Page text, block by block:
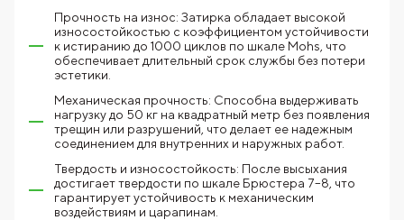
Прочность на износ: Затирка обладает высокой
износостойкостью с коэффициентом устойчивости
к истиранию до 1000 циклов по шкале Mohs, что
обеспечивает длительный срок службы без потери
эстетики.
Механическая прочность: Способна выдерживать
нагрузку до 50 кг на квадратный метр без появления
трещин или разрушений, что делает ее надежным
соединением для внутренних и наружных работ.
Твердость и износостойкость: После высыхания
достигает твердости по шкале Брюстера 7–8, что
гарантирует устойчивость к механическим
воздействиям и царапинам.